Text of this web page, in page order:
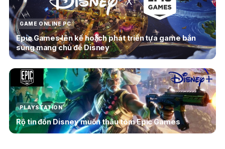
GAME ONLINE PC
Epic Games lên kế hoạch phát triển tựa game bắn
súng mang chủ đề Disney
PLAYSTATION
Rộ tin đồn Disney muốn thâu tóm Epic Games